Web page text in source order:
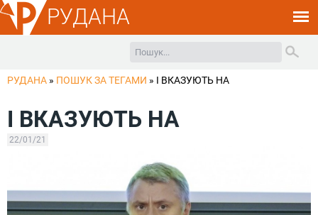
РУДАНА
РУДАНА » ПОШУК ЗА ТЕГАМИ » І ВКАЗУЮТЬ НА
І ВКАЗУЮТЬ НА
22/01/21